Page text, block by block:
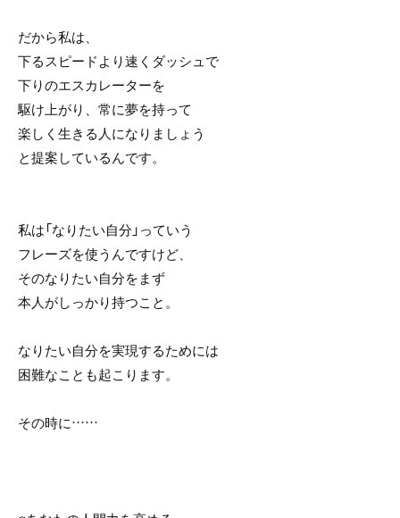
だから私は、
下るスピードより速くダッシュで
下りのエスカレーターを
駆け上がり、常に夢を持って
楽しく生きる人になりましょう
と提案しているんです。
私は「なりたい自分」っていう
フレーズを使うんですけど、
そのなりたい自分をまず
本人がしっかり持つこと。
なりたい自分を実現するためには
困難なことも起こります。
その時に……